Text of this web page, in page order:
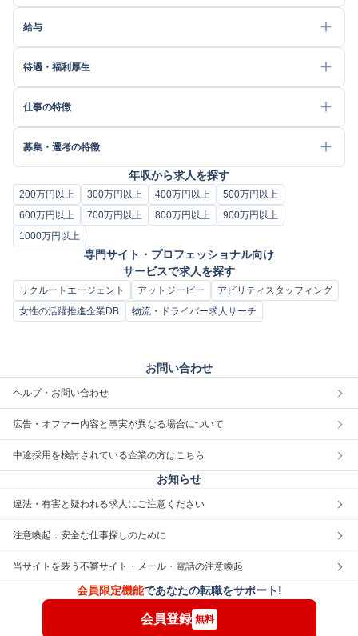
給与
待遇・福利厚生
仕事の特徴
募集・選考の特徴
年収から求人を探す
200万円以上 300万円以上 400万円以上
500万円以上
600万円以上
700万円以上 800万円以上
900万円以上
1000万円以上
専門サイト・プロフェッショナル向け
サービスで求人を探す
リクルートエージェント アットジーピー
アビリティスタッフィング
女性の活躍推進企業DB
物流・ドライバー求人サーチ
お問い合わせ
ヘルプ・お問い合わせ
広告・オファー内容と事実が異なる場合について
中途採用を検討されている企業の方はこちら
お知らせ
違法・有害と疑われる求人にご注意ください
注意喚起：安全な仕事探しのために
当サイトを装う不審サイト・メール・電話の注意喚起
会員限定機能であなたの転職をサポート!
会員登録 無料